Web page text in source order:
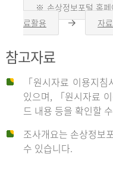
자
신
청
자
는
1.
자
※ 손상정보포털 홈페
료활용
른
자
참고자료
「원시자료 이용지
있으며, 「원시자료
드 내용 등을 확인할
조사개요는 손상정보
수 있습니다.